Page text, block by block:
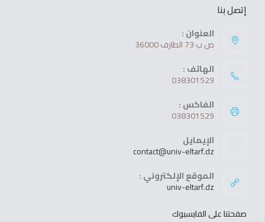
إتصل بنا
العنوان :
ص ب 73 الطارف 36000
الهاتف :
038301529
الفاكس :
038301529
الإيمايل
contact@univ-eltarf.dz
الموقع الإلكتروني :
univ-eltarf.dz
صفحتنا على الفايسبوك